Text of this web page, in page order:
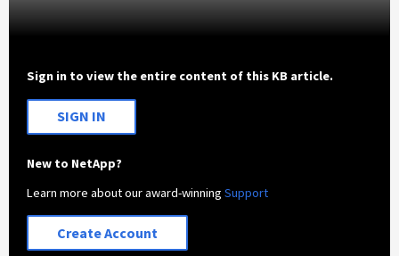
Sign in to view the entire content of this KB article.
SIGN IN
New to NetApp?
Learn more about our award-winningSupport
Create Account